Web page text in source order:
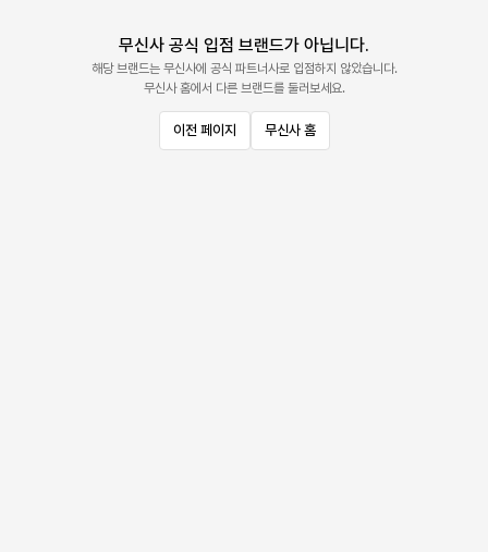
무신사 공식 입점 브랜드가 아닙니다.
해당 브랜드는 무신사에 공식 파트너사로 입점하지 않았습니다.
무신사 홈에서 다른 브랜드를 둘러보세요.
이전 페이지 무신사 홈